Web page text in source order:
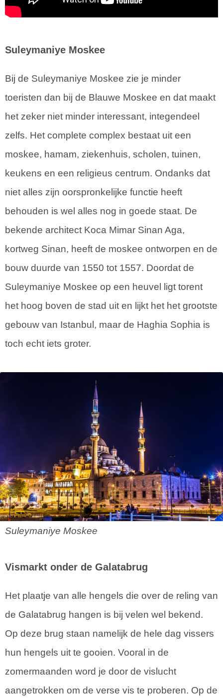
Suleymaniye Moskee
Bij de Suleymaniye Moskee zie je minder
toeristen dan bij de Blauwe Moskee en dat maakt
het zeker niet minder interessant, integendeel
zelfs. Het complete complex bestaat uit een
moskee, hamam, ziekenhuis, scholen, tuinen,
keukens en een religieus centrum. Ondanks dat
niet alles zijn oorspronkelijke functie heeft
behouden is wel alles nog in goede staat. De
bekende architect Koca Mimar Sinan Aga,
kortweg Sinan, heeft de moskee ontworpen en de
bouw duurde van 1550 tot 1557. Doordat de
Suleymaniye Moskee op een heuvel ligt torent
het hoog boven de stad uit en lijkt het het grootste
gebouw van Istanbul, maar de Haghia Sophia is
toch echt iets groter.
Suleymaniye Moskee
Vismarkt onder de Galatabrug
Het plaatje van alle hengels die over de reling van
de Galatabrug hangen is bij velen wel bekend.
Op deze brug staan namelijk de hele dag vissers
hun hengels uit te gooien. Vooral in de
zomermaanden word je door de vislucht
aangetrokken om de verse vis te proberen. Op de